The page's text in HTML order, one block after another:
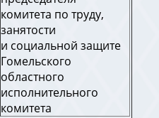
комитета по труду,
занятости
и социальной защите
Гомельского
областного
исполнительного
комитета